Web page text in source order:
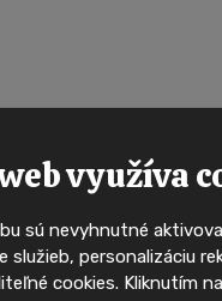
využíva
sú nevyhnutné
služieb, personalizáciu
cookies. Kliknutím